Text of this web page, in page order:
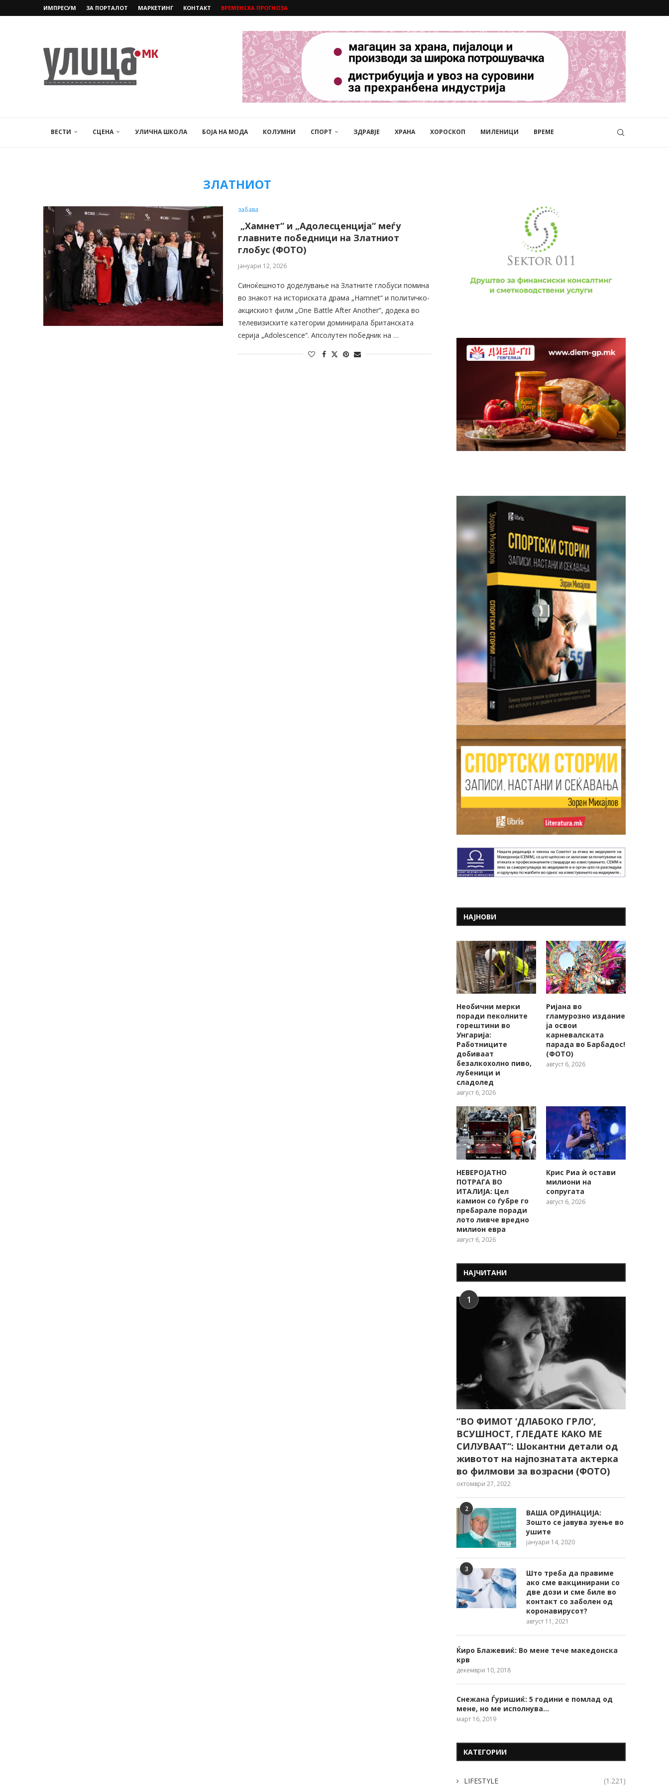
ИМПРЕСУМ ЗА ПОРТАЛОТ МАРКЕТИНГ КОНТАКТ ВРЕМЕНСКА ПРОГНОЗА
ВЕСТИ СЦЕНА УЛИЧНА ШКОЛА БОЈА НА МОДА КОЛУМНИ СПОРТ ЗДРАВЈЕ ХРАНА ХОРОСКОП МИЛЕНИЦИ ВРЕМЕ
ЗЛАТНИОТ
забава
„Хамнет“ и „Адолесценција“ меѓу
главните победници на Златниот
глобус (ФОТО)
јануари 12, 2026
Синоќешното доделување на Златните глобуси помина
во знакот на историската драма „Hamnet“ и политичко-
акцискиот филм „One Battle After Another“, додека во
телевизиските категории доминирала британската
серија „Adolescence“. Апсолутен победник на …
НАЈНОВИ
Необични мерки
поради пеколните
горештини во
Унгарија:
Работниците
добиваат
безалкохолно пиво,
лубеници и
сладолед
август 6, 2026
Ријана во
гламурозно издание
ја освои
карневалската
парада во Барбадос!
(ФОТО)
август 6, 2026
НЕВЕРОЈАТНО
ПОТРАГА ВО
ИТАЛИЈА: Цел
камион со ѓубре го
пребарале поради
лото ливче вредно
милион евра
август 6, 2026
Крис Риа ѝ остави
милиони на
сопругата
август 6, 2026
НАЈЧИТАНИ
1
“ВО ФИМОТ ‘ДЛАБОКО ГРЛО’,
ВСУШНОСТ, ГЛЕДАТЕ КАКО МЕ
СИЛУВААТ“: Шокантни детали од
животот на најпознатата актерка
во филмови за возрасни (ФОТО)
октомври 27, 2022
2
ВАША ОРДИНАЦИЈА:
Зошто се јавува зуење во
ушите
јануари 14, 2020
3
Што треба да правиме
ако сме вакцинирани со
две дози и сме биле во
контакт со заболен од
коронавирусот?
август 11, 2021
Ќиро Блажевиќ: Во мене тече македонска
крв
декември 10, 2018
Снежана Ѓуришиќ: 5 години е помлад од
мене, но ме исполнува…
март 16, 2019
КАТЕГОРИИ
LIFESTYLE (1.221)